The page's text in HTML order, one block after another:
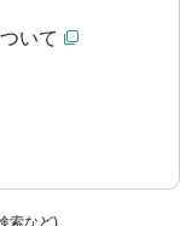
いて